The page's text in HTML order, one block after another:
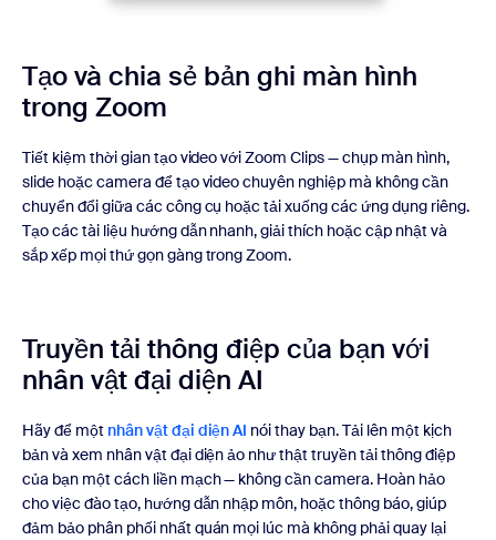
Tạo và chia sẻ bản ghi màn hình
trong Zoom
Tiết kiệm thời gian tạo video với Zoom Clips — chụp màn hình,
slide hoặc camera để tạo video chuyên nghiệp mà không cần
chuyển đổi giữa các công cụ hoặc tải xuống các ứng dụng riêng.
Tạo các tài liệu hướng dẫn nhanh, giải thích hoặc cập nhật và
sắp xếp mọi thứ gọn gàng trong Zoom.
Truyền tải thông điệp của bạn với
nhân vật đại diện AI
Hãy để một nhân vật đại diện AI nói thay bạn. Tải lên một kịch
bản và xem nhân vật đại diện ảo như thật truyền tải thông điệp
của bạn một cách liền mạch — không cần camera. Hoàn hảo
cho việc đào tạo, hướng dẫn nhập môn, hoặc thông báo, giúp
đảm bảo phân phối nhất quán mọi lúc mà không phải quay lại